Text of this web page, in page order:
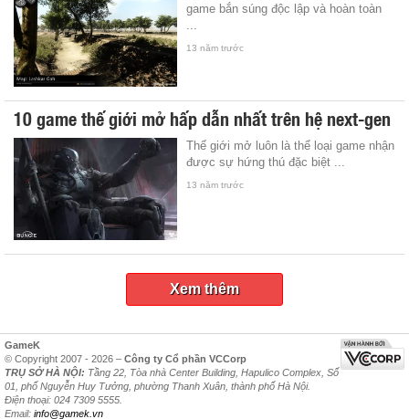
game bắn súng độc lập và hoàn toàn
13 năm trước
10 game thế giới mở hấp dẫn nhất trên hệ next-gen
Thế giới mở luôn là thể loại game nhận
được sự hứng thú đặc biệt ...
13 năm trước
Xem thêm
GameK
© Copyright 2007 - 2026 – Công ty Cổ phần VCCorp
TRỤ SỞ HÀ NỘI: Tầng 22, Tòa nhà Center Building, Hapulico Complex, Số
01, phố Nguyễn Huy Tưởng, phường Thanh Xuân, thành phố Hà Nội.
Điện thoại: 024 7309 5555.
Email: info@gamek.vn